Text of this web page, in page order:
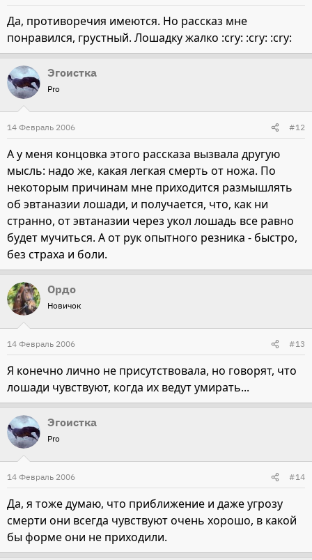
Да, противоречия имеются. Но рассказ мне
понравился, грустный. Лошадку жалко :cry: :cry: :cry:
Эгоистка
Pro
14 Февраль 2006 #12
А у меня концовка этого рассказа вызвала другую
мысль: надо же, какая легкая смерть от ножа. По
некоторым причинам мне приходится размышлять
об эвтаназии лошади, и получается, что, как ни
странно, от эвтаназии через укол лошадь все равно
будет мучиться. А от рук опытного резника - быстро,
без страха и боли.
Ордо
Новичок
14 Февраль 2006 #13
Я конечно лично не присутствовала, но говорят, что
лошади чувствуют, когда их ведут умирать...
Эгоистка
Pro
14 Февраль 2006 #14
Да, я тоже думаю, что приближение и даже угрозу
смерти они всегда чувствуют очень хорошо, в какой
бы форме они не приходили.